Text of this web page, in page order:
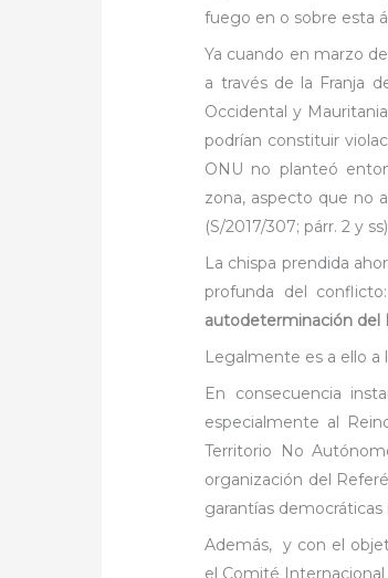
fuego en o sobre esta
Ya cuando en marzo
a través de la Franja
Occidental y
podrían constituir
ONU no planteó
zona, aspecto que no
(S/2017/307; párr. 2 y
La chispa prendida
profunda del conflicto:
autodeterminación del
Legalmente es a ello a
En consecuencia
especialmente al
Territorio No
organización del
garantías democráticas
Además, y con el
el Comité